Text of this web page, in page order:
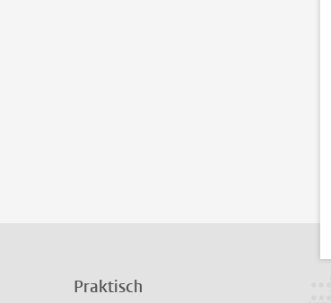
Praktisch